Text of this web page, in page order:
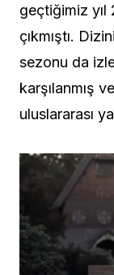
geçtiğimiz yıl
çıkmıştı.
sezonu da
karşılanmış
uluslararası